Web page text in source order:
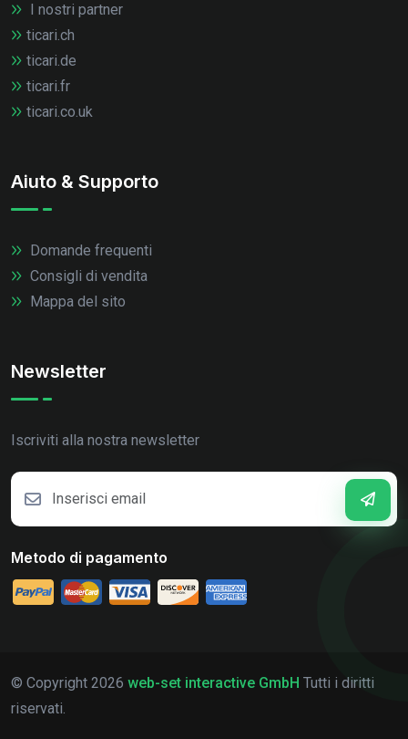
I nostri partner
ticari.ch
ticari.de
ticari.fr
ticari.co.uk
Aiuto & Supporto
Domande frequenti
Consigli di vendita
Mappa del sito
Newsletter
Iscriviti alla nostra newsletter
Metodo di pagamento
© Copyright 2026 web-set interactive GmbH Tutti i diritti
riservati.